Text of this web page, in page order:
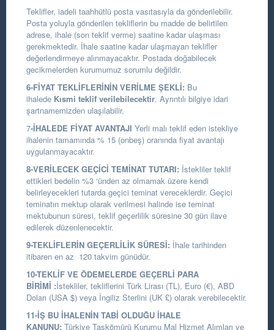
Teklifler, iadeli taahhütlü posta vasıtasıyla da gönderilebilir.
Posta yoluyla gönderilen tekliflerin bu madde de belirtilen
adrese, ihale (son teklif verme) saatine kadar ulaşması
gerekmektedir. İhale saatine kadar ulaşmayan teklifler
değerlendirmeye alınmayacaktır. Postada doğabilecek
gecikmelerden kurumumuz sorumlu değildir.
6-FİYAT TEKLİFLERİNİN VERİLME ŞEKLİ: Bu
ihalede Kısmi teklif verilebilecektir. Ayrıntılı bilgiye idari
şartnamemizden ulaşılabilir.
7-İHALEDE FİYAT AVANTAJI Yerli malı teklif eden istekliye
ihalenin tamamında % 15 (onbeş) oranında fiyat avantajı
uygulanmayacaktır.
8-VERİLECEK GEÇİCİ TEMİNAT TUTARI: İstekliler teklif
ettikleri bedelin %3 ‘ünden az olmamak üzere kendi
belirleyecekleri tutarda geçici teminat vereceklerdir. Geçici
teminatın mektup olarak verilmesi halinde ise teminat
mektubunun süresi, teklif geçerlilik süresine 30 gün ilave
edilerek düzenlenecektir.
9-TEKLİFLERİN GEÇERLİLİK SÜRESİ: İhale tarihinden
itibaren en az 120 takvim günüdür.
10-TEKLİF VE ÖDEMELERDE GEÇERLİ PARA
BİRİMİ :İstekliler, tekliflerini Türk Lirası (TL), Euro (€), ABD
Doları (USA $) veya İngiliz Sterlini (UK £) olarak verebilecektir.
11-İŞ BU İHALENİN TABİ OLDUĞU İHALE
KANUNU: Türkiye Taşkömürü Kurumu Mal Hizmet Alımları ve